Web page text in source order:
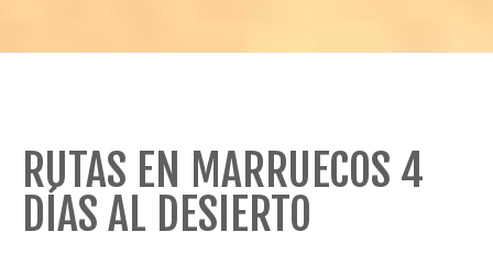
RUTAS EN MARRUECOS 4
DÍAS AL DESIERTO